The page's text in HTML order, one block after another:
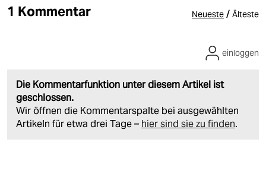
1 Kommentar Neueste / Älteste
Die Kommentarfunktion unter diesem Artikel ist
geschlossen.
Wir öffnen die Kommentarspalte bei ausgewählten
Artikeln für etwa drei Tage – hier sind sie zu finden.
einloggen